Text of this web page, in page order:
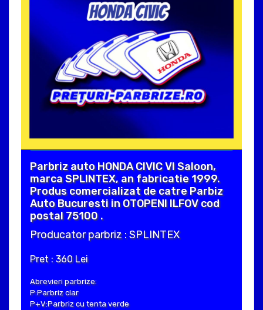
Parbriz auto HONDA CIVIC VI Saloon,
marca SPLINTEX, an fabricatie 1999.
Produs comercializat de catre Parbiz
Auto Bucuresti in OTOPENI ILFOV cod
postal 75100 .
Producator parbriz : SPLINTEX
Pret : 360 Lei
Abrevieri parbrize:
P:Parbriz clar
P+V:Parbriz cu tenta verde